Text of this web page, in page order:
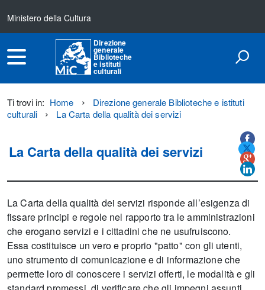
Ministero della Cultura
Direzione
generale
Biblioteche
e istituti
culturali
Ti trovi in: Home
Direzione generale Biblioteche e istituti
culturali
La Carta della qualità dei servizi
La Carta della qualità dei servizi
La Carta della qualità dei servizi risponde all’esigenza di
fissare principi e regole nel rapporto tra le amministrazioni
che erogano servizi e i cittadini che ne usufruiscono.
Essa costituisce un vero e proprio "patto" con gli utenti,
uno strumento di comunicazione e di informazione che
permette loro di conoscere i servizi offerti, le modalità e gli